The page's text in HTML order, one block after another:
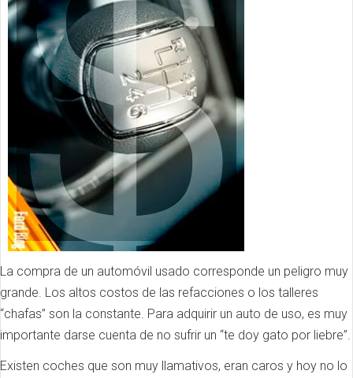
La compra de un automóvil usado corresponde un peligro muy
grande. Los altos costos de las refacciones o los talleres
“chafas” son la constante. Para adquirir un auto de uso, es muy
importante darse cuenta de no sufrir un “te doy gato por liebre”.
Existen coches que son muy llamativos, eran caros y hoy no lo